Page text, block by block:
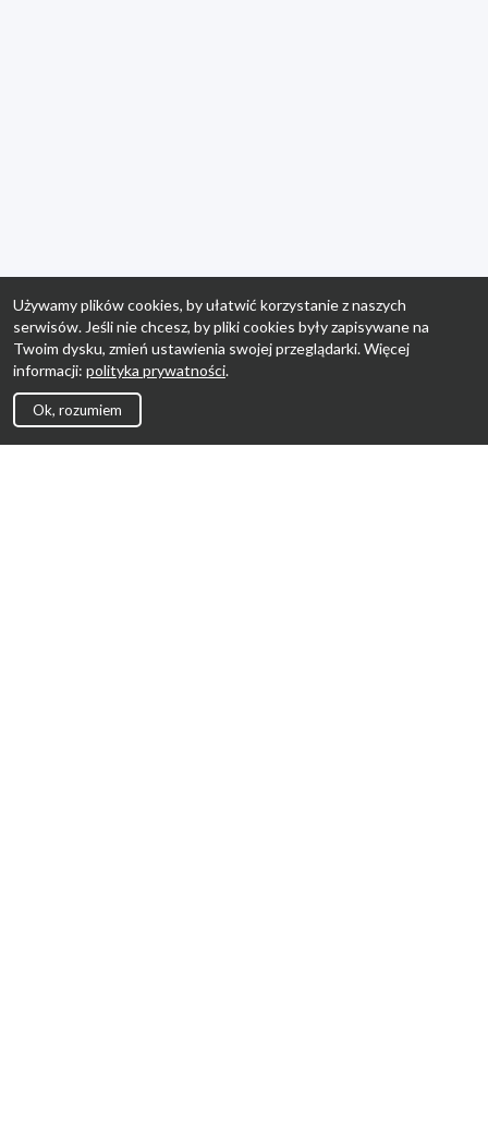
Używamy plików cookies, by ułatwić korzystanie z naszych
serwisów. Jeśli nie chcesz, by pliki cookies były zapisywane na
Twoim dysku, zmień ustawienia swojej przeglądarki. Więcej
informacji: polityka prywatności.
Ok, rozumiem